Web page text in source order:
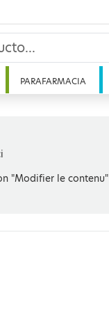
PARAFARMACIA
"Modifier le contenu"